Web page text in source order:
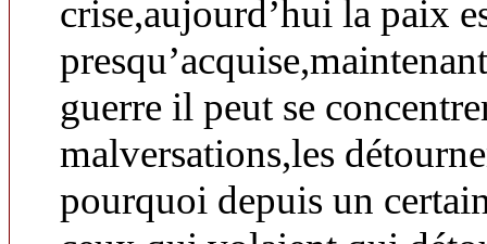
crise,aujourd’hui la paix
guerre il peut se
malversations,les
pourquoi depuis un